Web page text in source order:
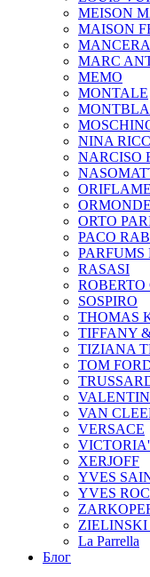
MEISON
MAISON
MANCERA
MARC
MEMO
MONTALE
NINA
NARCISO
ORIFLAME
ORTO
PACO
PARFUMS
RASASI
SOSPIRO
THOMAS
TIFFANY
TIZIANA
TOM
VAN
VERSACE
XERJOFF
YVES
YVES
ZIELINSKI
La Parrella
Блог